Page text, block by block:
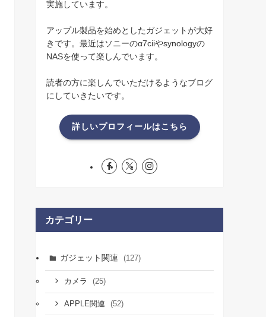
実施しています。
アップル製品を始めとしたガジェットが大好
きです。最近はソニーのα7ciiやsynologyの
NASを使って楽しんでいます。
読者の方に楽しんでいただけるようなブログ
にしていきたいです。
詳しいプロフィールはこちら
カテゴリー
ガジェット関連 (127)
カメラ (25)
APPLE関連 (52)